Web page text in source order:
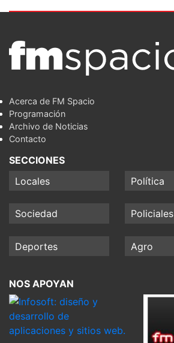
Acerca de FM Spacio
Programación
Archivo de Noticias
Contacto
SECCIONES
Locales
Política
Sociedad Policiales
Deportes Agro
NOS APOYAN